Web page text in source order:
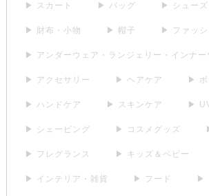
▶ スカート ▶ バッグ ▶ シューズ
▶ 財布・小物 ▶ 帽子 ▶ ファッシ
▶ アンダーウェア・ランジェリー・インナー
▶ アクセサリー ▶ ヘアケア ▶ ボ
▶ ハンドケア ▶ スキンケア ▶
▶ シェービング ▶ コスメグッズ
▶ フレグランス ▶ キッズ＆ベビー
▶ インテリア・雑貨 ▶ フード ▶